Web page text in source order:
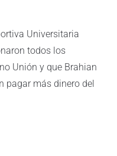
Universitaria
todos los
Unión y que Brahian
pagar más dinero del